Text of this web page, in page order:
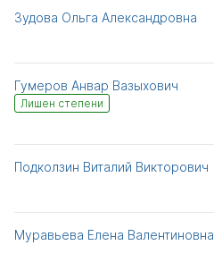
Зудова Ольга Александровна
Гумеров Анвар Вазыхович
Лишен степени
Подколзин Виталий Викторович
Муравьева Елена Валентиновна